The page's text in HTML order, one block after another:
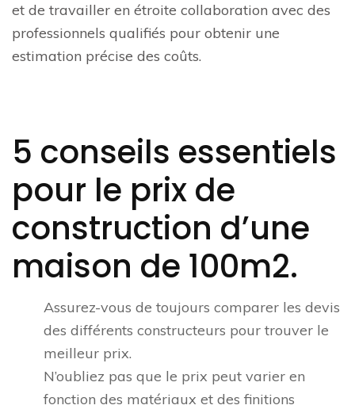
et de travailler en étroite collaboration avec des
professionnels qualifiés pour obtenir une
estimation précise des coûts.
5 conseils essentiels
pour le prix de
construction d’une
maison de 100m2.
Assurez-vous de toujours comparer les devis
des différents constructeurs pour trouver le
meilleur prix.
N’oubliez pas que le prix peut varier en
fonction des matériaux et des finitions